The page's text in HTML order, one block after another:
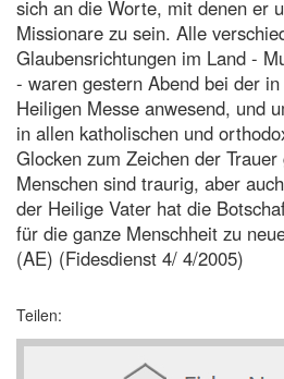
sich an die Worte, mit denen er
Missionare zu sein. Alle
Glaubensrichtungen im Land -
- waren gestern Abend bei der
Heiligen Messe anwesend, und
in allen katholischen und
Glocken zum Zeichen der
Menschen sind traurig, aber
der Heilige Vater hat die
für die ganze Menschheit zu
(AE) (Fidesdienst 4/ 4/2005)
Teilen: